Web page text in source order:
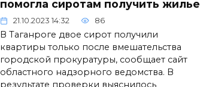
помогла сиротам получить жилье
21.10.2023 14:32 86
В Таганроге двое сирот получили
квартиры только после вмешательства
городской прокуратуры, сообщает сайт
областного надзорного ведомства. В
результате проверки выяснилось